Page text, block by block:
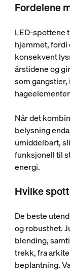
Fordelene
LED-spottene
hjemmet, fordi
konsekvent
årstidene og
som
Når det
belysning
umiddelbart,
funksjonell til
energi.
Hvilke
De beste
og robusthet.
blending,
trekk, fra
beplantning.